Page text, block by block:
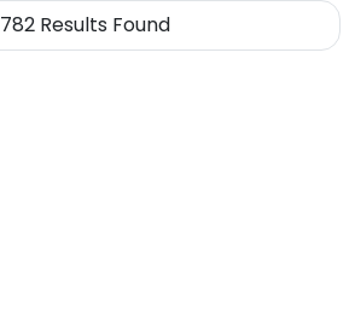
782 Results Found